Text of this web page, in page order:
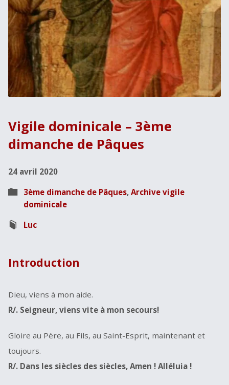
Vigile dominicale – 3ème
dimanche de Pâques
24 avril 2020
3ème dimanche de Pâques, Archive vigile
dominicale
Luc
Introduction
Dieu, viens à mon aide.
R/. Seigneur, viens vite à mon secours!
Gloire au Père, au Fils, au Saint-Esprit, maintenant et
toujours.
R/. Dans les siècles des siècles, Amen ! Alléluia !